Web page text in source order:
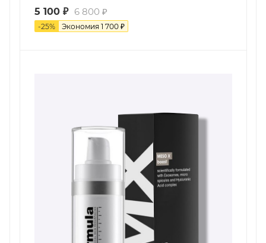
5 100 ₽ 6 800 ₽
-25% Экономия 1 700 ₽